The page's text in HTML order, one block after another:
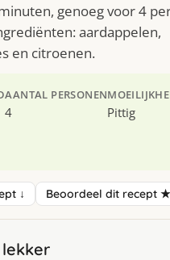
genoeg voor 4
aardappelen,
en citroenen.
AANTAL PERSONEN
4 Pittig
↓ Beoordeel dit recept ★